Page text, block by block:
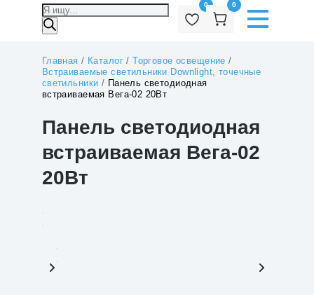
Поиск
товаров
0 0
Главная / Каталог/Торговое освещение /
Встраиваемые светильники Downlight, точечные
светильники / Панель светодиодная
встраиваемая Вега-02 20Вт
Панель светодиодная
встраиваемая Вега-02
20Вт